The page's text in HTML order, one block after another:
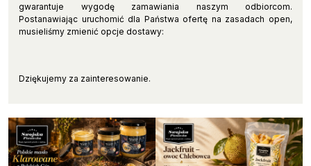
gwarantuje wygodę zamawiania naszym odbiorcom.
Postanawiając uruchomić dla Państwa ofertę na zasadach open,
musieliśmy zmienić opcje dostawy:
Dziękujemy za zainteresowanie.